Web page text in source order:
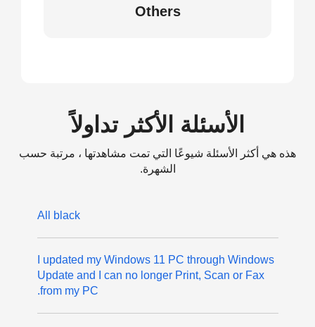
Others
الأسئلة الأكثر تداولاً
هذه هي أكثر الأسئلة شيوعًا التي تمت مشاهدتها ، مرتبة حسب
الشهرة.
All black
I updated my Windows 11 PC through Windows
Update and I can no longer Print, Scan or Fax
from my PC.